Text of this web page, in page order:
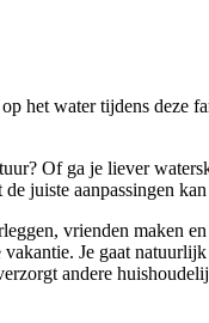
het water tijdens deze
Of ga je liever
juiste aanpassingen
vrienden maken
Je gaat
andere